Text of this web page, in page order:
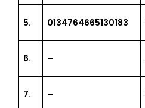
5. 0134764665130183
6. –
7. –